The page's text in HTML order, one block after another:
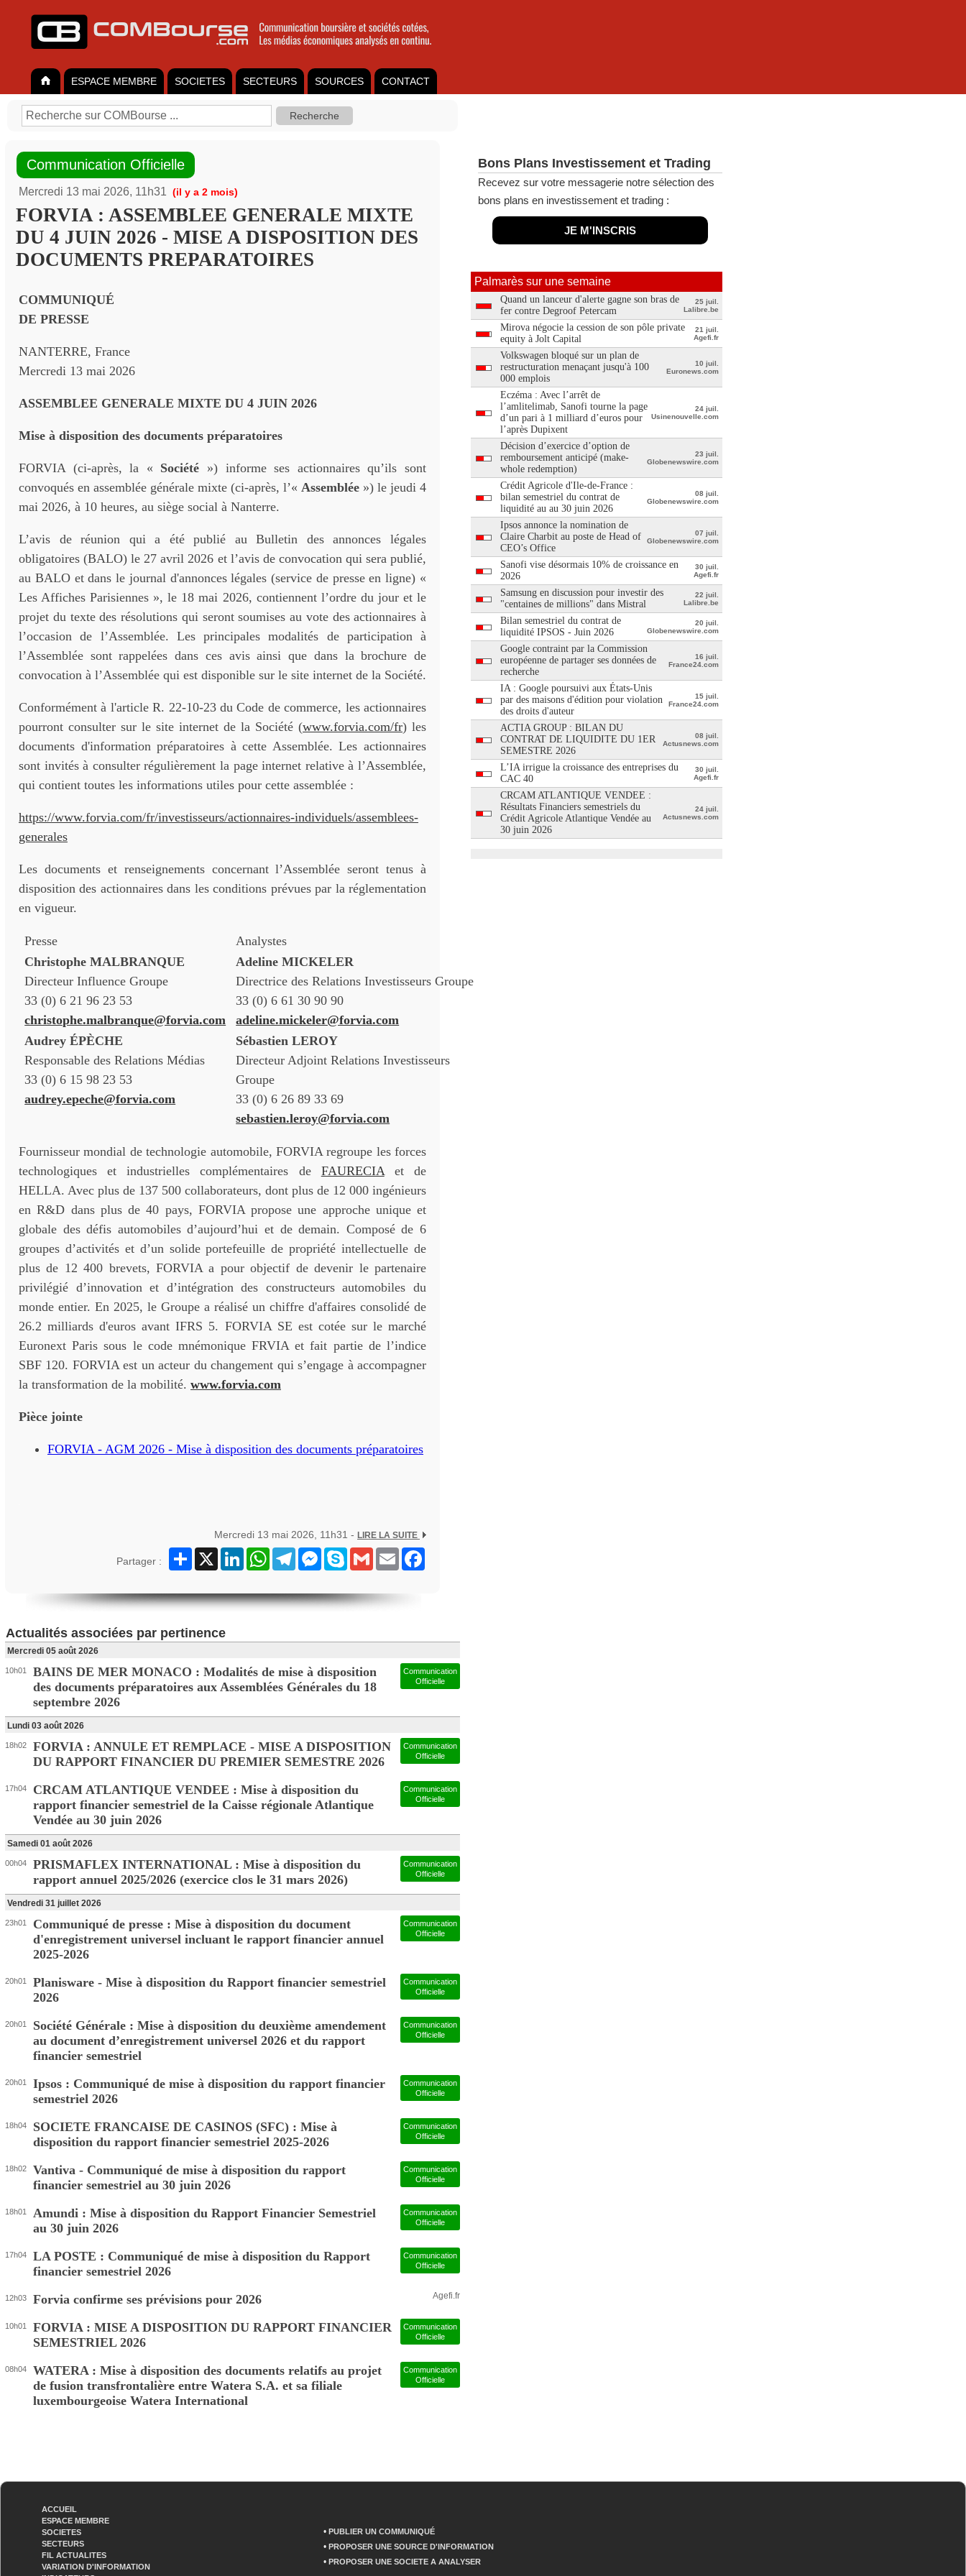
ESPACE MEMBRE SOCIETES SECTEURS SOURCES CONTACT
Communication Officielle
Mercredi 13 mai 2026, 11h31 (il y a 2 mois)
FORVIA : ASSEMBLEE GENERALE MIXTE
DU 4 JUIN 2026 - MISE A DISPOSITION DES
DOCUMENTS PREPARATOIRES
COMMUNIQUÉ
DE PRESSE
NANTERRE, France
Mercredi 13 mai 2026
ASSEMBLEE GENERALE MIXTE DU 4 JUIN 2026
Mise à disposition des documents préparatoires
FORVIA (ci-après, la « Société ») informe ses actionnaires qu’ils sont
convoqués en assemblée générale mixte (ci-après, l’« Assemblée ») le jeudi 4
mai 2026, à 10 heures, au siège social à Nanterre.
L’avis de réunion qui a été publié au Bulletin des annonces légales
obligatoires (BALO) le 27 avril 2026 et l’avis de convocation qui sera publié,
au BALO et dans le journal d'annonces légales (service de presse en ligne) «
Les Affiches Parisiennes », le 18 mai 2026, contiennent l’ordre du jour et le
projet du texte des résolutions qui seront soumises au vote des actionnaires à
l’occasion de l’Assemblée. Les principales modalités de participation à
l’Assemblée sont rappelées dans ces avis ainsi que dans la brochure de
convocation à l’Assemblée qui est disponible sur le site internet de la Société.
Conformément à l'article R. 22-10-23 du Code de commerce, les actionnaires
pourront consulter sur le site internet de la Société (www.forvia.com/fr) les
documents d'information préparatoires à cette Assemblée. Les actionnaires
sont invités à consulter régulièrement la page internet relative à l’Assemblée,
qui contient toutes les informations utiles pour cette assemblée :
https://www.forvia.com/fr/investisseurs/actionnaires-individuels/assemblees-
generales
Les documents et renseignements concernant l’Assemblée seront tenus à
disposition des actionnaires dans les conditions prévues par la réglementation
en vigueur.
Presse
Analystes
Christophe MALBRANQUE
Directeur Influence Groupe
33 (0) 6 21 96 23 53
christophe.malbranque@forvia.com
Adeline MICKELER
Directrice des Relations Investisseurs Groupe
33 (0) 6 61 30 90 90
adeline.mickeler@forvia.com
Audrey ÉPÈCHE
Responsable des Relations Médias
33 (0) 6 15 98 23 53
audrey.epeche@forvia.com
Sébastien LEROY
Directeur Adjoint Relations Investisseurs
Groupe
33 (0) 6 26 89 33 69
sebastien.leroy@forvia.com
Fournisseur mondial de technologie automobile, FORVIA regroupe les forces
technologiques et industrielles complémentaires de FAURECIAet de
HELLA. Avec plus de 137 500 collaborateurs, dont plus de 12 000 ingénieurs
en R&D dans plus de 40 pays, FORVIA propose une approche unique et
globale des défis automobiles d’aujourd’hui et de demain. Composé de 6
groupes d’activités et d’un solide portefeuille de propriété intellectuelle de
plus de 12 400 brevets, FORVIA a pour objectif de devenir le partenaire
privilégié d’innovation et d’intégration des constructeurs automobiles du
monde entier. En 2025, le Groupe a réalisé un chiffre d'affaires consolidé de
26.2 milliards d'euros avant IFRS 5. FORVIA SE est cotée sur le marché
Euronext Paris sous le code mnémonique FRVIA et fait partie de l’indice
SBF 120. FORVIA est un acteur du changement qui s’engage à accompagner
la transformation de la mobilité. www.forvia.com
Pièce jointe
FORVIA - AGM 2026 - Mise à disposition des documents préparatoires
Mercredi 13 mai 2026, 11h31 - LIRE LA SUITE
Partager :
Partager
X LinkedInWhatsAppTelegramMessenger
Skype Gmail Email
Actualités associées par pertinence
Mercredi 05 août 2026
10h01
BAINS DE MER MONACO : Modalités de mise à disposition
des documents préparatoires aux Assemblées Générales du 18
septembre 2026
Communication
Officielle
Lundi 03 août 2026
18h02
FORVIA : ANNULE ET REMPLACE - MISE A DISPOSITION
DU RAPPORT FINANCIER DU PREMIER SEMESTRE 2026
Communication
Officielle
17h04
CRCAM ATLANTIQUE VENDEE : Mise à disposition du
rapport financier semestriel de la Caisse régionale Atlantique
Vendée au 30 juin 2026
Communication
Officielle
Samedi 01 août 2026
00h04
PRISMAFLEX INTERNATIONAL : Mise à disposition du
rapport annuel 2025/2026 (exercice clos le 31 mars 2026)
Communication
Officielle
Vendredi 31 juillet 2026
23h01
Communiqué de presse : Mise à disposition du document
d'enregistrement universel incluant le rapport financier annuel
2025-2026
Communication
Officielle
20h01
Planisware - Mise à disposition du Rapport financier semestriel
2026
Communication
Officielle
20h01
Société Générale : Mise à disposition du deuxième amendement
au document d’enregistrement universel 2026 et du rapport
financier semestriel
Communication
Officielle
20h01
Ipsos : Communiqué de mise à disposition du rapport financier
semestriel 2026
Communication
Officielle
18h04
SOCIETE FRANCAISE DE CASINOS (SFC) : Mise à
disposition du rapport financier semestriel 2025-2026
Communication
Officielle
18h02
Vantiva - Communiqué de mise à disposition du rapport
financier semestriel au 30 juin 2026
Communication
Officielle
18h01
Amundi : Mise à disposition du Rapport Financier Semestriel
au 30 juin 2026
Communication
Officielle
17h04
LA POSTE : Communiqué de mise à disposition du Rapport
financier semestriel 2026
Communication
Officielle
12h03 Forvia confirme ses prévisions pour 2026 Agefi.fr
10h01
FORVIA : MISE A DISPOSITION DU RAPPORT FINANCIER
SEMESTRIEL 2026
Communication
Officielle
08h04
WATERA : Mise à disposition des documents relatifs au projet
de fusion transfrontalière entre Watera S.A. et sa filiale
luxembourgeoise Watera International
Communication
Officielle
Bons Plans Investissement et Trading
Recevez sur votre messagerie notre sélection des
bons plans en investissement et trading :
JE M'INSCRIS
Palmarès sur une semaine
Quand un lanceur d'alerte gagne son bras de
fer contre Degroof Petercam
25 juil.
Lalibre.be
Mirova négocie la cession de son pôle private
equity à Jolt Capital
21 juil.
Agefi.fr
Volkswagen bloqué sur un plan de
restructuration menaçant jusqu'à 100
000 emplois
10 juil.
Euronews.com
Eczéma : Avec l’arrêt de
l’amlitelimab, Sanofi tourne la page
d’un pari à 1 milliard d’euros pour
l’après Dupixent
24 juil.
Usinenouvelle.com
Décision d’exercice d’option de
remboursement anticipé (make-
whole redemption)
23 juil.
Globenewswire.com
Crédit Agricole d'Ile-de-France :
bilan semestriel du contrat de
liquidité au au 30 juin 2026
08 juil.
Globenewswire.com
Ipsos annonce la nomination de
Claire Charbit au poste de Head of
CEO’s Office
07 juil.
Globenewswire.com
Sanofi vise désormais 10% de croissance en
2026
30 juil.
Agefi.fr
Samsung en discussion pour investir des
"centaines de millions" dans Mistral
22 juil.
Lalibre.be
Bilan semestriel du contrat de
liquidité IPSOS - Juin 2026
20 juil.
Globenewswire.com
Google contraint par la Commission
européenne de partager ses données de
recherche
16 juil.
France24.com
IA : Google poursuivi aux États-Unis
par des maisons d'édition pour violation
des droits d'auteur
15 juil.
France24.com
ACTIA GROUP : BILAN DU
CONTRAT DE LIQUIDITE DU 1ER
SEMESTRE 2026
08 juil.
Actusnews.com
L’IA irrigue la croissance des entreprises du
CAC 40
30 juil.
Agefi.fr
CRCAM ATLANTIQUE VENDEE :
Résultats Financiers semestriels du
Crédit Agricole Atlantique Vendée au
30 juin 2026
24 juil.
Actusnews.com
ACCUEIL
ESPACE MEMBRE
SOCIETES
SECTEURS
FIL ACTUALITES
VARIATION D'INFORMATION
• PUBLIER UN COMMUNIQUÉ
• PROPOSER UNE SOURCE D'INFORMATION
• PROPOSER UNE SOCIETE A ANALYSER